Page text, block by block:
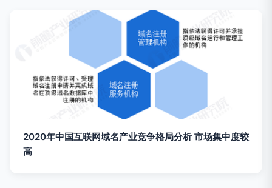
2020年中国互联网域名产业竞争格局分析 市场集中度较
高